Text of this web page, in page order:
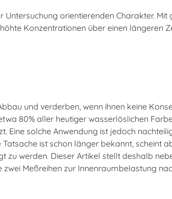
orientierenden Charakter. Mit
Konzentrationen über einen längeren
und verderben, wenn ihnen keine
80% aller heutiger wasserlöslichen
Eine solche Anwendung ist jedoch
ist schon länger bekannt, scheint
zu werden. Dieser Artikel stellt deshalb
Meßreihen zur Innenraumbelastung